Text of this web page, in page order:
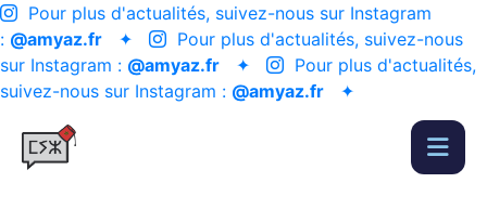
Pour plus d'actualités, suivez-nous sur Instagram
: @amyaz.fr ✦
Pour plus d'actualités, suivez-nous
sur Instagram : @amyaz.fr ✦
Pour plus d'actualités,
suivez-nous sur Instagram : @amyaz.fr ✦